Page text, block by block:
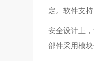
定。软件支
安全设计上
部件采用模